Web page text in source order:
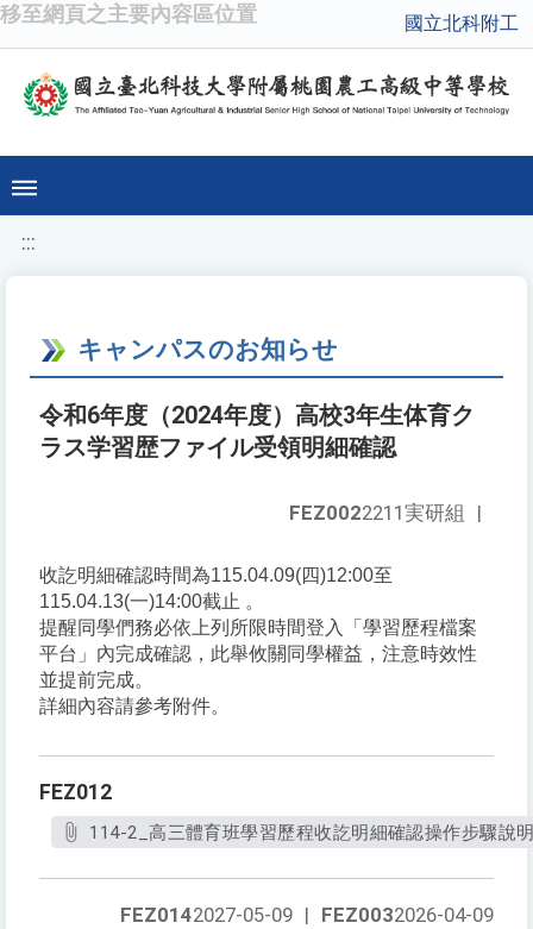
移至網頁之主要內容區位置 國立北科附工
:::
キャンパスのお知らせ
令和6年度（2024年度）高校3年生体育ク
ラス学習歴ファイル受領明細確認
FEZ0022211実研組 |
收訖明細確認時間為115.04.09(四)12:00至
115.04.13(一)14:00截止 。
提醒同學們務必依上列所限時間登入「學習歷程檔案
平台」內完成確認，此舉攸關同學權益，注意時效性
並提前完成。
詳細內容請參考附件。
FEZ012
114-2_高三體育班學習歷程收訖明細確認操作步驟說
FEZ0032026-04-09
FEZ0142027-05-09 |